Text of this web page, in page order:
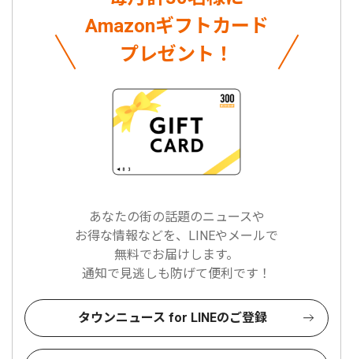
Amazonギフトカード
プレゼント！
あなたの街の話題のニュースや
お得な情報などを、LINEやメールで
無料でお届けします。
通知で見逃しも防げて便利です！
タウンニュース for LINEのご登録